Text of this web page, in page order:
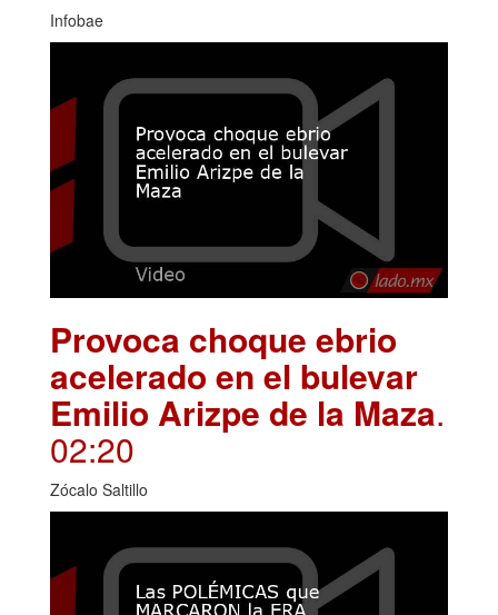
Infobae
Provoca choque ebrio
acelerado en el bulevar
Emilio Arizpe de la Maza.
02:20
Zócalo Saltillo